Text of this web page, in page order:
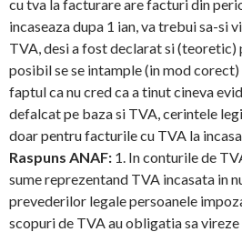
cu tva la facturare are facturi din
incaseaza dupa 1 ian, va trebui sa-si
TVA, desi a fost declarat si
posibil se se intample (in mod
faptul ca nu cred ca a tinut cineva
defalcat pe baza si TVA, cerintele
doar pentru facturile cu TVA la
Raspuns ANAF: 1. In conturile de
sume reprezentand TVA incasata in
prevederilor legale persoanele
scopuri de TVA au obligatia sa